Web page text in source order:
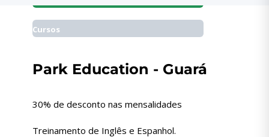
Cursos
Park Education - Guará
30% de desconto nas mensalidades
Treinamento de Inglês e Espanhol.